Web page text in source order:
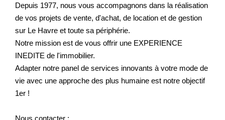
Depuis 1977, nous vous accompagnons dans la réalisation
de vos projets de vente, d'achat, de location et de gestion
sur Le Havre et toute sa périphérie.
Notre mission est de vous offrir une EXPERIENCE
INEDITE de l'immobilier.
Adapter notre panel de services innovants à votre mode de
vie avec une approche des plus humaine est notre objectif
1er !
Nous contacter :